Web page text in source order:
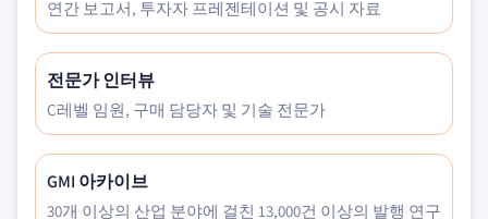
연간 보고서, 투자자 프레젠테이션 및 공시 자료
전문가 인터뷰
C레벨 임원, 구매 담당자 및 기술 전문가
GMI 아카이브
30개 이상의 산업 분야에 걸친 13,000건 이상의 발행 연구